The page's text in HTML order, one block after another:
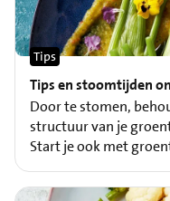
Tips en stoomtijden
Tips
Door te stomen,
structuur van je
Start je ook met